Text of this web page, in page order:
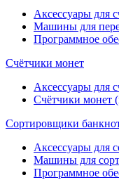
Аксессуары для
Машины для
Программное
Счётчики монет
Аксессуары для
Счётчики монет
Cортировщики
Аксессуары для
Машины для
Программное